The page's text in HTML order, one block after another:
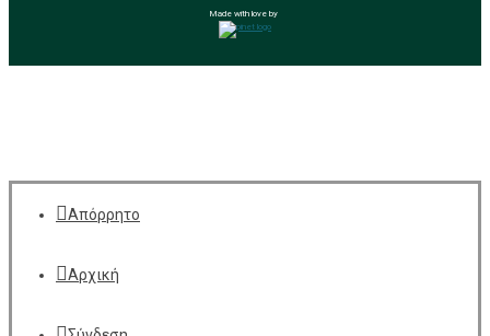
Made with love by
Απόρρητο
Αρχική